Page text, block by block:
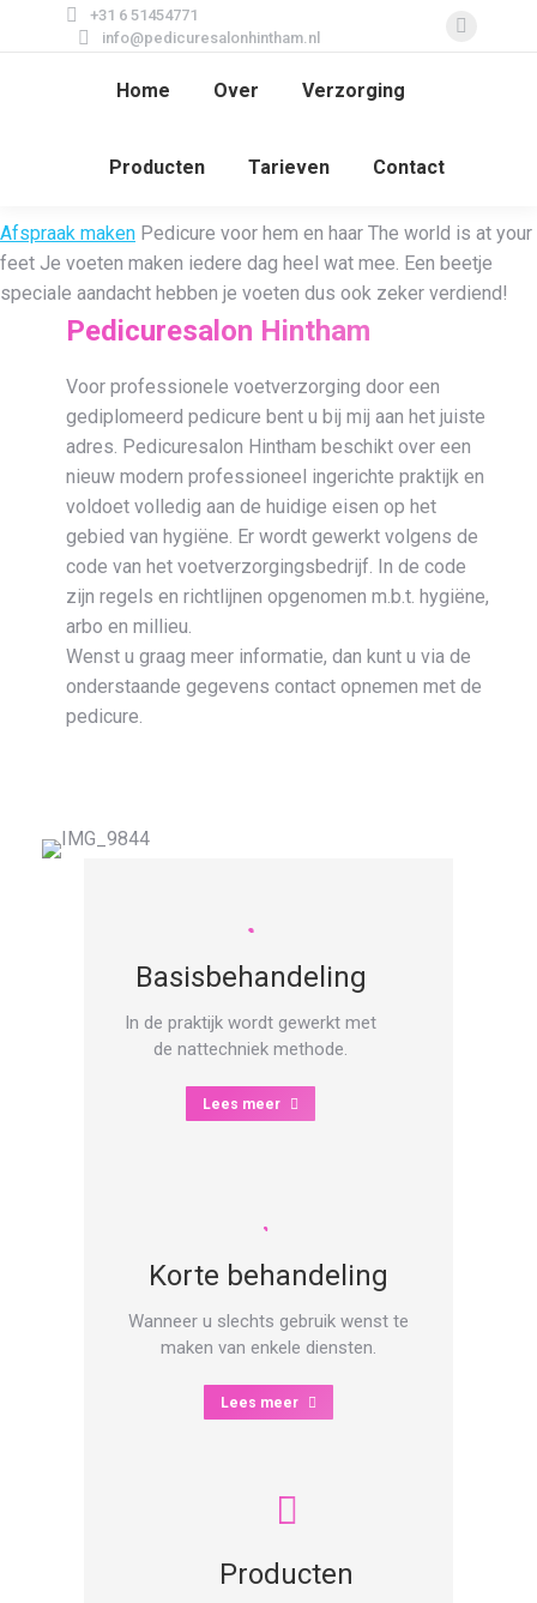
+31 6 51454771
info@pedicuresalonhintham.nl
Home Over Verzorging
Producten Tarieven Contact
Afspraak maken Pedicure voor hem en haar The world is at your
feet Je voeten maken iedere dag heel wat mee. Een beetje
speciale aandacht hebben je voeten dus ook zeker verdiend!
Pedicuresalon Hintham
Voor professionele voetverzorging door een
gediplomeerd pedicure bent u bij mij aan het juiste
adres. Pedicuresalon Hintham beschikt over een
nieuw modern professioneel ingerichte praktijk en
voldoet volledig aan de huidige eisen op het
gebied van hygiëne. Er wordt gewerkt volgens de
code van het voetverzorgingsbedrijf. In de code
zijn regels en richtlijnen opgenomen m.b.t. hygiëne,
arbo en millieu.
Wenst u graag meer informatie, dan kunt u via de
onderstaande gegevens contact opnemen met de
pedicure.
Basisbehandeling
In de praktijk wordt gewerkt met
de nattechniek methode.
Lees meer
Korte behandeling
Wanneer u slechts gebruik wenst te
maken van enkele diensten.
Lees meer
Producten